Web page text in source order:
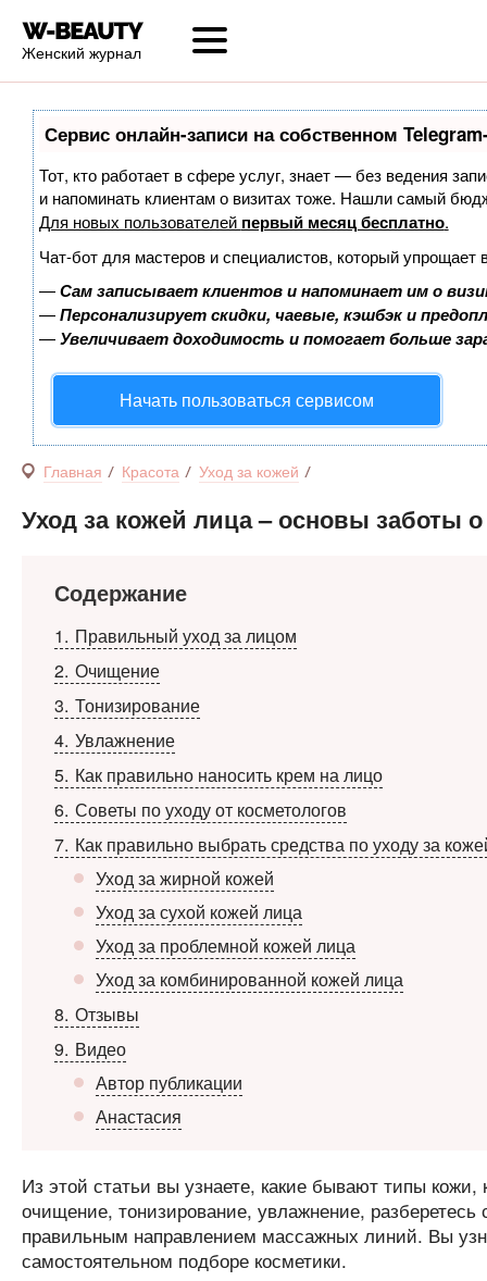
Женский журнал
Сервис онлайн-записи на собственном
Тот, кто работает в сфере услуг, знает — без ведения
и напоминать клиентам о визитах тоже. Нашли самый
Для новых пользователей первый месяц бесплатно.
Чат-бот для мастеров и специалистов, который упрощает
—Сам записывает клиентов и напоминает им о
—Персонализирует скидки, чаевые, кэшбэк и
—Увеличивает доходимость и помогает больше
Начать пользоваться сервисом
Главная Красота Уход за кожей
Уход за кожей лица – основы заботы
Содержание
1
Правильный уход за лицом
2 Очищение
3 Тонизирование
4 Увлажнение
5 Как правильно наносить крем на лицо
6 Советы по уходу от косметологов
7 Как правильно выбрать средства по уходу за
Уход за жирной кожей
Уход за сухой кожей лица
Уход за проблемной кожей лица
Уход за комбинированной кожей лица
8 Отзывы
9 Видео
Автор публикации
Анастасия
Из этой статьи вы узнаете, какие бывают типы
очищение, тонизирование, увлажнение,
правильным направлением массажных линий. Вы
самостоятельном подборе косметики.